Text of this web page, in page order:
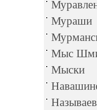
Мураши
Мыс
Мыски